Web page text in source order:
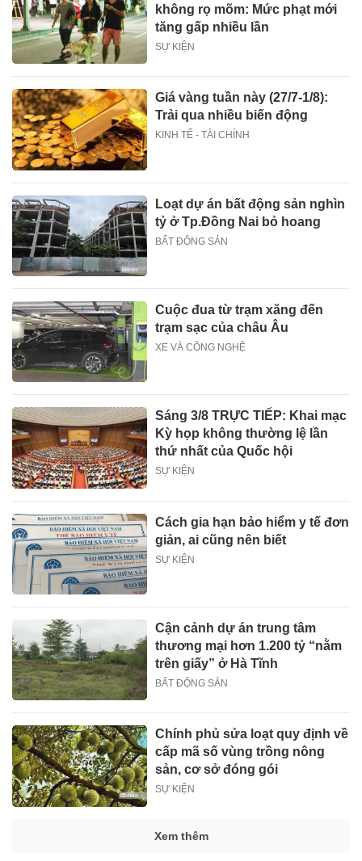
không rọ mõm: Mức phạt mới
tăng gấp nhiều lần
SỰ KIỆN
Giá vàng tuần này (27/7-1/8):
Trải qua nhiều biến động
KINH TẾ - TÀI CHÍNH
Loạt dự án bất động sản nghìn
tỷ ở Tp.Đồng Nai bỏ hoang
BẤT ĐỘNG SẢN
Cuộc đua từ trạm xăng đến
trạm sạc của châu Âu
XE VÀ CÔNG NGHỆ
Sáng 3/8 TRỰC TIẾP: Khai mạc
Kỳ họp không thường lệ lần
thứ nhất của Quốc hội
SỰ KIỆN
Cách gia hạn bảo hiểm y tế đơn
giản, ai cũng nên biết
SỰ KIỆN
Cận cảnh dự án trung tâm
thương mại hơn 1.200 tỷ “nằm
trên giấy” ở Hà Tĩnh
BẤT ĐỘNG SẢN
Chính phủ sửa loạt quy định về
cấp mã số vùng trồng nông
sản, cơ sở đóng gói
SỰ KIỆN
Xem thêm